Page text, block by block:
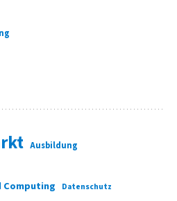
Ausbildung
Computing Datenschutz